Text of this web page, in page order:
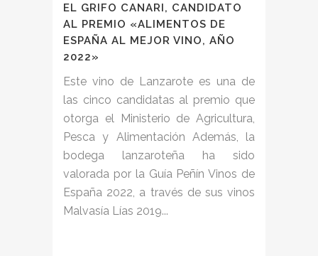
EL GRIFO CANARI, CANDIDATO
AL PREMIO «ALIMENTOS DE
ESPAÑA AL MEJOR VINO, AÑO
2022»
Este vino de Lanzarote es una de
las cinco candidatas al premio que
otorga el Ministerio de Agricultura,
Pesca y Alimentación Además, la
bodega lanzaroteña ha sido
valorada por la Guía Peñín Vinos de
España 2022, a través de sus vinos
Malvasía Lías 2019...